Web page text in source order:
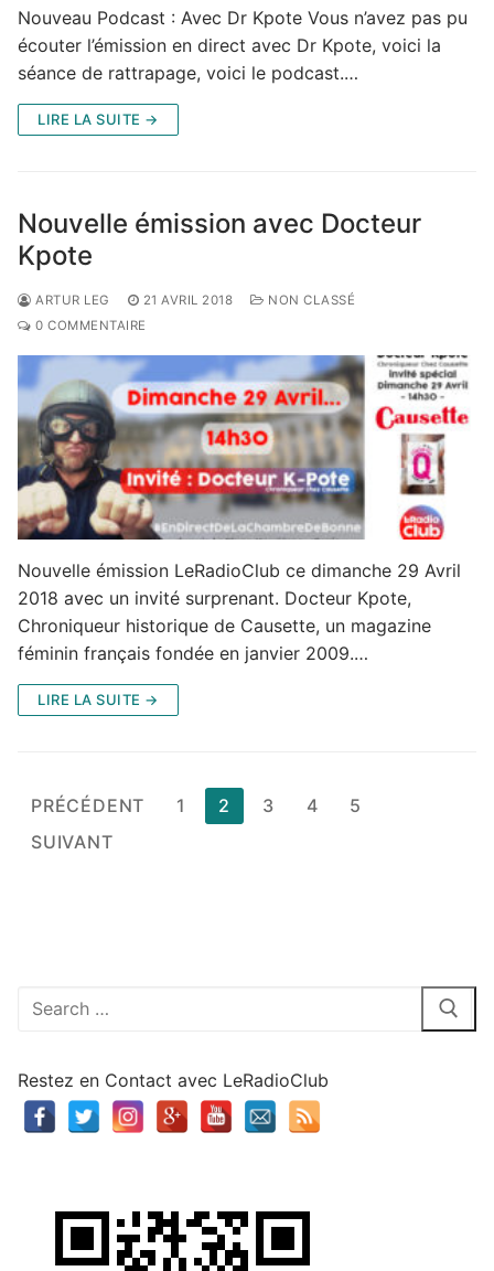
Nouveau Podcast : Avec Dr Kpote Vous n’avez pas pu
écouter l’émission en direct avec Dr Kpote, voici la
séance de rattrapage, voici le podcast.…
LIRE LA SUITE →
Nouvelle émission avec Docteur
Kpote
ARTUR LEG 21 AVRIL 2018
NON CLASSÉ
0 COMMENTAIRE
Nouvelle émission LeRadioClub ce dimanche 29 Avril
2018 avec un invité surprenant. Docteur Kpote,
Chroniqueur historique de Causette, un magazine
féminin français fondée en janvier 2009.…
LIRE LA SUITE →
Pagination
des
PRÉCÉDENT 1 2 3 4
5
SUIVANT
Rechercher
Restez en Contact avec LeRadioClub